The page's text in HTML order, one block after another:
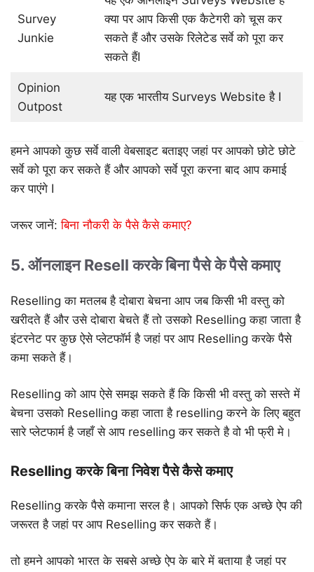
Survey
Junkie
क्या पर आप किसी एक कैटेगरी को चूस कर
सकते हैं और उसके रिलेटेड सर्वे को पूरा कर
सकते हैंI
Opinion
Outpost
यह एक भारतीय Surveys Website है I
हमने आपको कुछ सर्वे वाली वेबसाइट बताइए जहां पर आपको छोटे छोटे
सर्वे को पूरा कर सकते हैं और आपको सर्वे पूरा करना बाद आप कमाई
कर पाएंगे I
जरूर जानें:बिना नौकरी के पैसे कैसे कमाए?
5. ऑनलाइन Resell करके बिना पैसे के पैसे कमाए
Reselling का मतलब है दोबारा बेचना आप जब किसी भी वस्तु को
खरीदते हैं और उसे दोबारा बेचते हैं तो उसको Reselling कहा जाता है
इंटरनेट पर कुछ ऐसे प्लेटफॉर्म है जहां पर आप Reselling करके पैसे
कमा सकते हैं।
Reselling को आप ऐसे समझ सकते हैं कि किसी भी वस्तु को सस्ते में
बेचना उसको Reselling कहा जाता है reselling करने के लिए बहुत
सारे प्लेटफार्म है जहाँ से आप reselling कर सकते है वो भी फ्री मे।
Reselling करके बिना निवेश पैसे कैसे कमाए
Reselling करके पैसे कमाना सरल है। आपको सिर्फ एक अच्छे ऐप की
जरूरत है जहां पर आप Reselling कर सकते हैं।
तो हमने आपको भारत के सबसे अच्छे ऐप के बारे में बताया है जहां पर